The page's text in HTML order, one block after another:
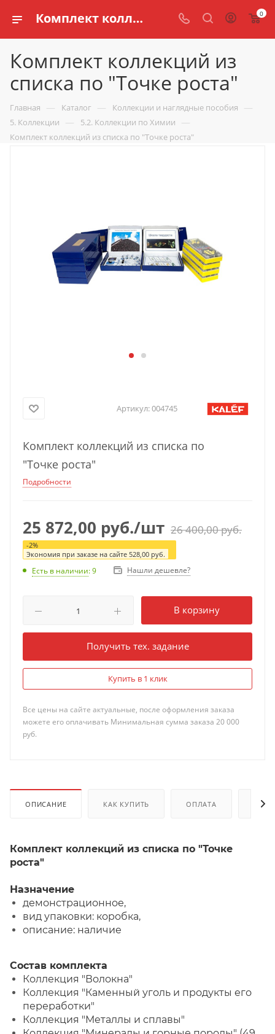
Комплект коллекций из списка по "Точке роста" купить по доступной цене в интернет магазине schools.ru 0
Комплект коллекций из
списка по "Точке роста"
Главная — Каталог — Коллекции и наглядные пособия —
5. Коллекции — 5.2. Коллекции по Химии —
Комплект коллекций из списка по "Точке роста"
Артикул:004745
Комплект коллекций из списка по
"Точке роста"
Подробности
25 872,00 руб./шт 26 400,00руб.
-2%
Экономия при заказе на сайте 528,00 руб.
Есть в наличии: 9 Нашли дешевле?
В корзину
Получить тех. задание
Купить в 1 клик
Все цены на сайте актуальные, после оформления заказа
можете его оплачивать Минимальная сумма заказа 20 000
руб.
ОПИСАНИЕ КАК КУПИТЬ ОПЛАТА
Комплект коллекций из списка по "Точке
роста"
Назначение
демонстрационное,
вид упаковки: коробка,
описание: наличие
Состав комплекта
Коллекция "Волокна"
Коллекция "Каменный уголь и продукты его
переработки"
Коллекция "Металлы и сплавы"